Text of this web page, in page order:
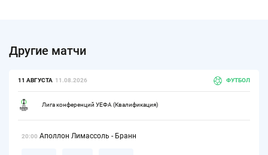
Другие матчи
11 АВГУСТА 11.08.2026 ФУТБОЛ
Лига конференций УЕФА (Квалификация)
20:00 Аполлон Лимассоль - Бранн